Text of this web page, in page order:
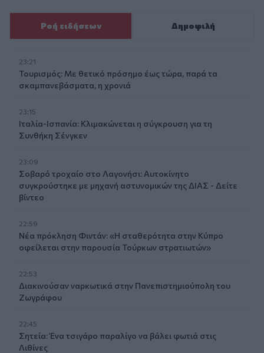
Ροή ειδήσεων Δημοφιλή
23:21
Τουρισμός: Με θετικό πρόσημο έως τώρα, παρά τα
σκαμπανεβάσματα, η χρονιά
23:15
Ιταλία-Ισπανία: Κλιμακώνεται η σύγκρουση για τη
Συνθήκη Σένγκεν
23:09
Σοβαρό τροχαίο στο Λαγονήσι: Αυτοκίνητο
συγκρούστηκε με μηχανή αστυνομικών της ΔΙΑΣ - Δείτε
βίντεο
22:59
Νέα πρόκληση Φιντάν: «Η σταθερότητα στην Κύπρο
οφείλεται στην παρουσία Τούρκων στρατιωτών»
22:53
Διακινούσαν ναρκωτικά στην Πανεπιστημιούπολη του
Ζωγράφου
22:45
Σητεία: Ένα τσιγάρο παραλίγο να βάλει φωτιά στις
Λιθίνες